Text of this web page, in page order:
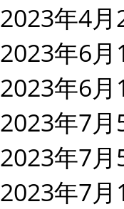
2023年4
2023年6
2023年6
2023年7
2023年7
2023年7